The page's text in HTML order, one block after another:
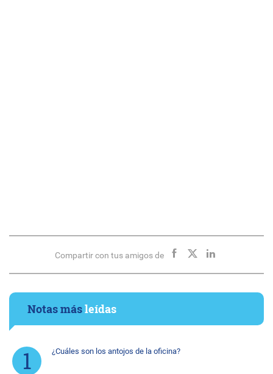
Compartir con tus amigos de
Notas másleídas
¿Cuáles son los antojos de la oficina?